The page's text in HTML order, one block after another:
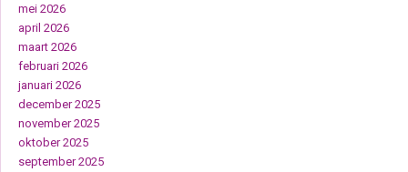
mei 2026
april 2026
maart 2026
februari 2026
januari 2026
december 2025
november 2025
oktober 2025
september 2025